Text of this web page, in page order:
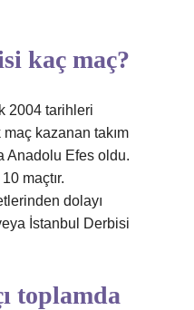
kaç maç?
2004 tarihleri
kazanan takım
Anadolu Efes oldu.
maçtır.
dolayı
İstanbul Derbisi
toplamda